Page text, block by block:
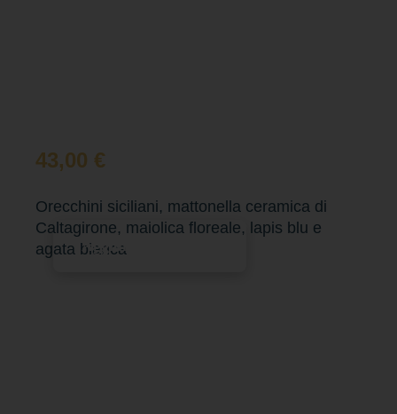
43,00 €
Orecchini siciliani, mattonella ceramica di
Caltagirone, maiolica floreale, lapis blu e
agata biancaAggiungi al carrello